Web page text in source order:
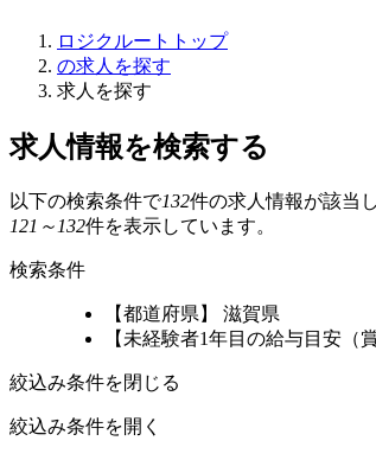
ロジクルートトップ
の求人を探す
求人を探す
求人情報を検索する
以下の検索条件で132件の求人情報が該当
121～132件を表示しています。
検索条件
【都道府県】 滋賀県
【未経験者1年目の給与目安（
絞込み条件を閉じる
絞込み条件を開く